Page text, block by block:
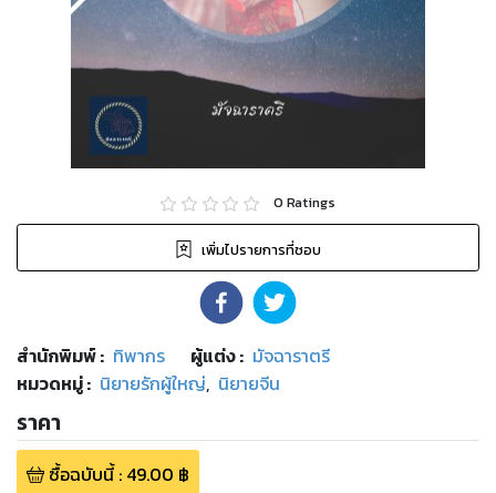
0 Ratings
เพิ่มไปรายการที่ชอบ
สำนักพิมพ์: ทิพากร ผู้แต่ง : มัจฉาราตรี
หมวดหมู่: นิยายรักผู้ใหญ่, นิยายจีน
ราคา
ซื้อฉบับนี้: 49.00 ฿